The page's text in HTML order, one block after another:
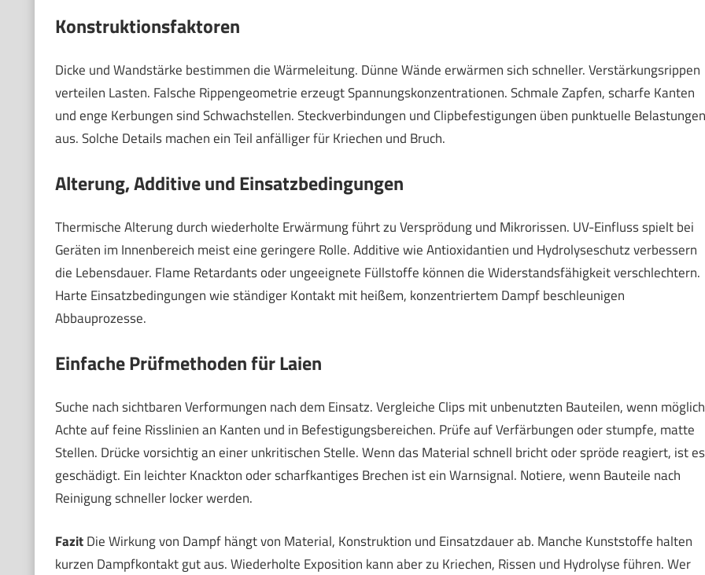
Konstruktionsfaktoren
Dicke und Wandstärke bestimmen die Wärmeleitung. Dünne Wände erwärmen sich schneller. Verstärkungsrippen
verteilen Lasten. Falsche Rippengeometrie erzeugt Spannungskonzentrationen. Schmale Zapfen, scharfe Kanten
und enge Kerbungen sind Schwachstellen. Steckverbindungen und Clipbefestigungen üben punktuelle Belastungen
aus. Solche Details machen ein Teil anfälliger für Kriechen und Bruch.
Alterung, Additive und Einsatzbedingungen
Thermische Alterung durch wiederholte Erwärmung führt zu Versprödung und Mikro­rissen. UV-Einfluss spielt bei
Geräten im Innenbereich meist eine geringere Rolle. Additive wie Antioxidantien und Hydrolyseschutz verbessern
die Lebensdauer. Flame Retardants oder ungeeignete Füllstoffe können die Widerstandsfähigkeit verschlechtern.
Harte Einsatzbedingungen wie ständiger Kontakt mit heißem, konzentriertem Dampf beschleunigen
Abbauprozesse.
Einfache Prüfmethoden für Laien
Suche nach sichtbaren Verformungen nach dem Einsatz. Vergleiche Clips mit unbenutzten Bauteilen, wenn
Achte auf feine Risslinien an Kanten und in Befestigungsbereichen. Prüfe auf Verfärbungen oder stumpfe, matte
Stellen. Drücke vorsichtig an einer unkritischen Stelle. Wenn das Material schnell bricht oder spröde reagiert, ist es
geschädigt. Ein leichter Knackton oder scharfkantiges Brechen ist ein Warnsignal. Notiere, wenn Bauteile nach
Reinigung schneller locker werden.
FazitDie Wirkung von Dampf hängt von Material, Konstruktion und Einsatzdauer ab. Manche Kunststoffe halten
kurzen Dampfkontakt gut aus. Wiederholte Exposition kann aber zu Kriechen, Rissen und Hydrolyse führen. Wer